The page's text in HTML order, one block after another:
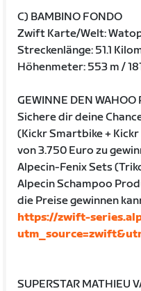
C) BAMBINO FONDO
Zwift Karte/Welt:
Streckenlänge: 51.1
Höhenmeter: 553 m /
GEWINNE DEN WAHOO
Sichere dir deine
(Kickr Smartbike +
von 3.750 Euro zu
Alpecin-Fenix Sets
Alpecin Schampoo
die Preise gewinnen
https://zwift-
SUPERSTAR MATHIEU